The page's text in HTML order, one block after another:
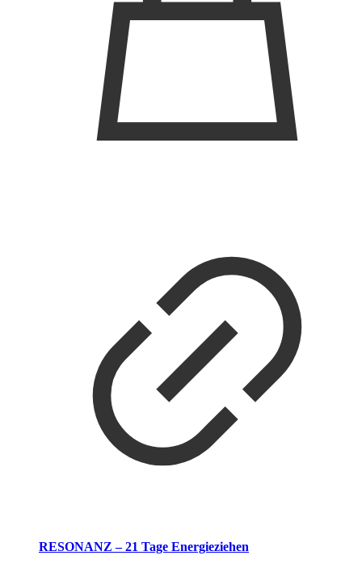
RESONANZ – 21 Tage Energieziehen